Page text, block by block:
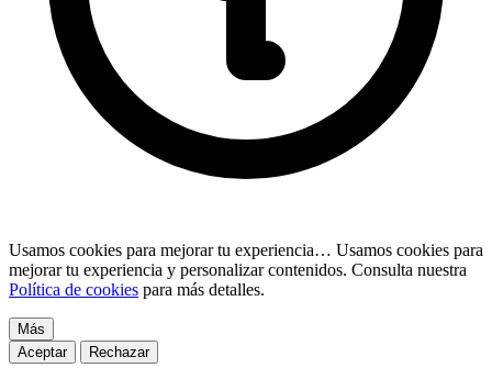
Usamos cookies para mejorar tu experiencia… Usamos cookies para
mejorar tu experiencia y personalizar contenidos. Consulta nuestra
Política de cookies para más detalles.
Más
Aceptar
Rechazar